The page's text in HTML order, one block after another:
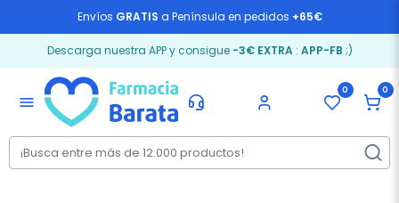
Envíos GRATIS a Península en pedidos +65€
Descarga nuestra APP y consigue -3€ EXTRA: APP-FB ;)
menu
0 0